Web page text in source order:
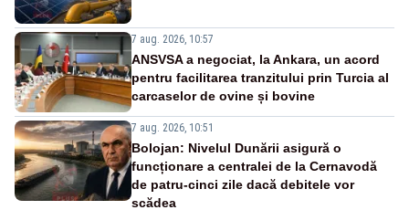
7 aug. 2026, 10:57
ANSVSA a negociat, la Ankara, un acord
pentru facilitarea tranzitului prin Turcia al
carcaselor de ovine și bovine
7 aug. 2026, 10:51
Bolojan: Nivelul Dunării asigură o
funcționare a centralei de la Cernavodă
de patru-cinci zile dacă debitele vor
scădea